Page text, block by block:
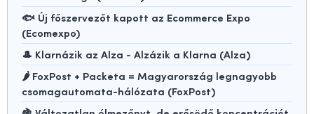
🐟 Új főszervezőt kapott az Ecommerce Expo
(Ecomexpo)
🎩 Klarnázik az Alza - Alzázik a Klarna (Alza)
🌶️ FoxPost + Packeta = Magyarország legnagyobb
csomagautomata-hálózata (FoxPost)